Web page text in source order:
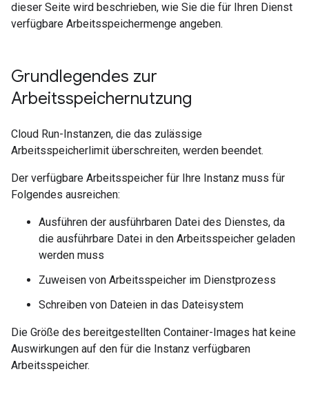
dieser Seite wird beschrieben, wie Sie die für Ihren Dienst
verfügbare Arbeitsspeichermenge angeben.
Grundlegendes zur
Arbeitsspeichernutzung
Cloud Run-Instanzen, die das zulässige
Arbeitsspeicherlimit überschreiten, werden beendet.
Der verfügbare Arbeitsspeicher für Ihre Instanz muss für
Folgendes ausreichen:
Ausführen der ausführbaren Datei des Dienstes, da
die ausführbare Datei in den Arbeitsspeicher geladen
werden muss
Zuweisen von Arbeitsspeicher im Dienstprozess
Schreiben von Dateien in das Dateisystem
Die Größe des bereitgestellten Container-Images hat keine
Auswirkungen auf den für die Instanz verfügbaren
Arbeitsspeicher.